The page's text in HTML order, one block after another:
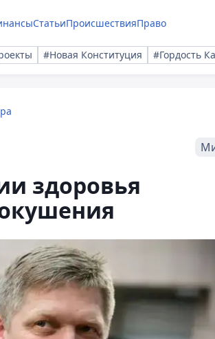
СтатьиПроисшествияПраво
#Новая Конституция #Гордость
здоровья